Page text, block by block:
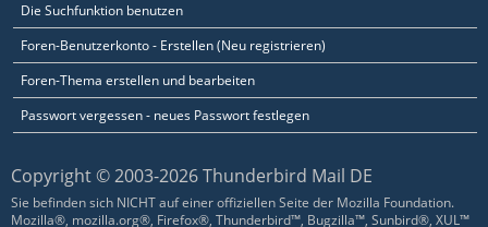
Die Suchfunktion benutzen
Foren-Benutzerkonto - Erstellen (Neu registrieren)
Foren-Thema erstellen und bearbeiten
Passwort vergessen - neues Passwort festlegen
Copyright © 2003-2026 Thunderbird Mail DE
Sie befinden sich NICHT auf einer offiziellen Seite der Mozilla Foundation.
Mozilla®, mozilla.org®, Firefox®, Thunderbird™, Bugzilla™, Sunbird®, XUL™